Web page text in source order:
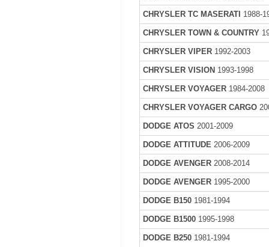
CHRYSLER TC MASERATI 1988-
CHRYSLER TOWN & COUNTRY
CHRYSLER VIPER 1992-2003
CHRYSLER VISION 1993-1998
CHRYSLER VOYAGER 1984-2008
CHRYSLER VOYAGER CARGO
DODGE ATOS 2001-2009
DODGE ATTITUDE 2006-2009
DODGE AVENGER 2008-2014
DODGE AVENGER 1995-2000
DODGE B150 1981-1994
DODGE B1500 1995-1998
DODGE B250 1981-1994